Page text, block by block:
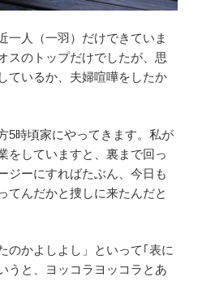
一人（一羽）だけできていま
スのトップだけでしたが、思
ているか、夫婦喧嘩をしたか
5時頃家にやってきます。私が
をしていますと、裏まで回っ
ジーにすればたぶん、今日も
てんだかと捜しに来たんだと
のかよしよし」といって｢表に
うと、ヨッコラヨッコラとあ